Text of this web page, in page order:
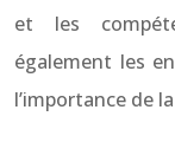
et les
également les
l’importance de